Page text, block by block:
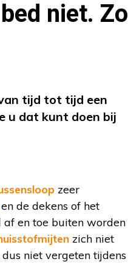
niet. Zo
tijd tot tijd een
u dat kunt doen bij
zeer
en de dekens of het
en toe buiten worden
zich niet
niet vergeten tijdens